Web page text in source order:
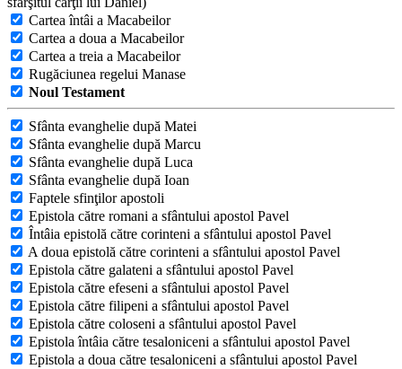
Cartea întâi a Macabeilor
Cartea a doua a Macabeilor
Cartea a treia a Macabeilor
Rugăciunea regelui Manase
Noul Testament
Sfânta evanghelie după Matei
Sfânta evanghelie după Marcu
Sfânta evanghelie după Luca
Sfânta evanghelie după Ioan
Faptele sfinţilor apostoli
Epistola către romani a sfântului apostol Pavel
Întâia epistolă către corinteni a sfântului apostol Pavel
A doua epistolă către corinteni a sfântului apostol Pavel
Epistola către galateni a sfântului apostol Pavel
Epistola către efeseni a sfântului apostol Pavel
Epistola către filipeni a sfântului apostol Pavel
Epistola către coloseni a sfântului apostol Pavel
Epistola întâia către tesaloniceni a sfântului apostol Pavel
Epistola a doua către tesaloniceni a sfântului apostol Pavel